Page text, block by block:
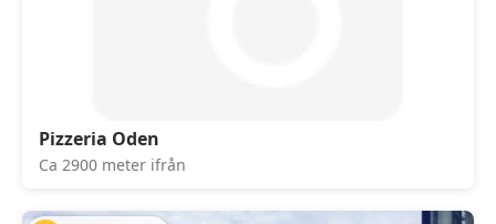
Pizzeria Oden
Ca 2900 meter ifrån